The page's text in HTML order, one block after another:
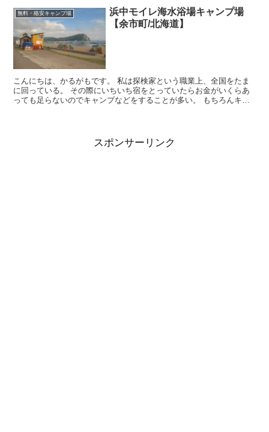
無料・格安キャンプ場
浜中モイレ海水浴場キャンプ場
【余市町/北海道】
こんにちは、かるがもです。 私は探検家という職業上、全国をたま
に回っている。 その際にいちいち宿をとっていたらお金がいくらあ
っても足らないのでキャンプなどをすることが多い。 もちろんキャ
スポンサーリンク